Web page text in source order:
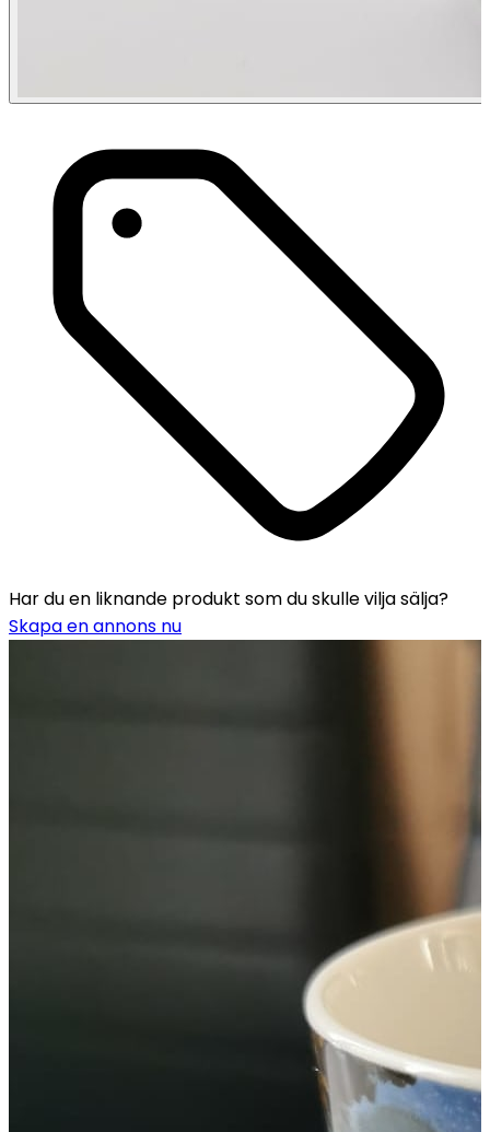
Har du en liknande produkt som du skulle vilja sälja?
Skapa en annons nu